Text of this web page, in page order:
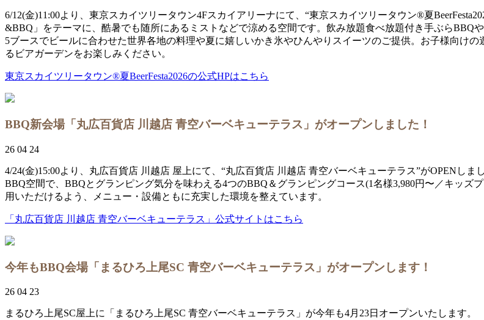
6/12(金)11:00より、東京スカイツリータウン4Fスカイアリーナにて、“東京スカイツリータウン®夏
&BBQ」をテーマに、酷暑でも随所にあるミストなどで涼める空間です。飲み放題食べ放題付き手ぶらBBQ
5ブースでビールに合わせた世界各地の料理や夏に嬉しいかき氷やひんやりスイーツのご提供。お子様向け
るビアガーデンをお楽しみください。
東京スカイツリータウン®夏BeerFesta2026の公式HPはこちら
BBQ新会場「丸広百貨店 川越店 青空バーベキューテラス」がオープンしました！
26 04 24
4/24(金)15:00より、丸広百貨店 川越店 屋上にて、“丸広百貨店 川越店 青空バーベキューテラス”がOPENし
BBQ空間で、BBQとグランピング気分を味わえる4つのBBQ＆グランピングコース(1名様3,980円〜／キッズ
用いただけるよう、メニュー・設備ともに充実した環境を整えています。
「丸広百貨店 川越店 青空バーベキューテラス」公式サイトはこちら
今年もBBQ会場「まるひろ上尾SC 青空バーベキューテラス」がオープンします！
26 04 23
まるひろ上尾SC屋上に「まるひろ上尾SC 青空バーベキューテラス」が今年も4月23日オープンいたします。